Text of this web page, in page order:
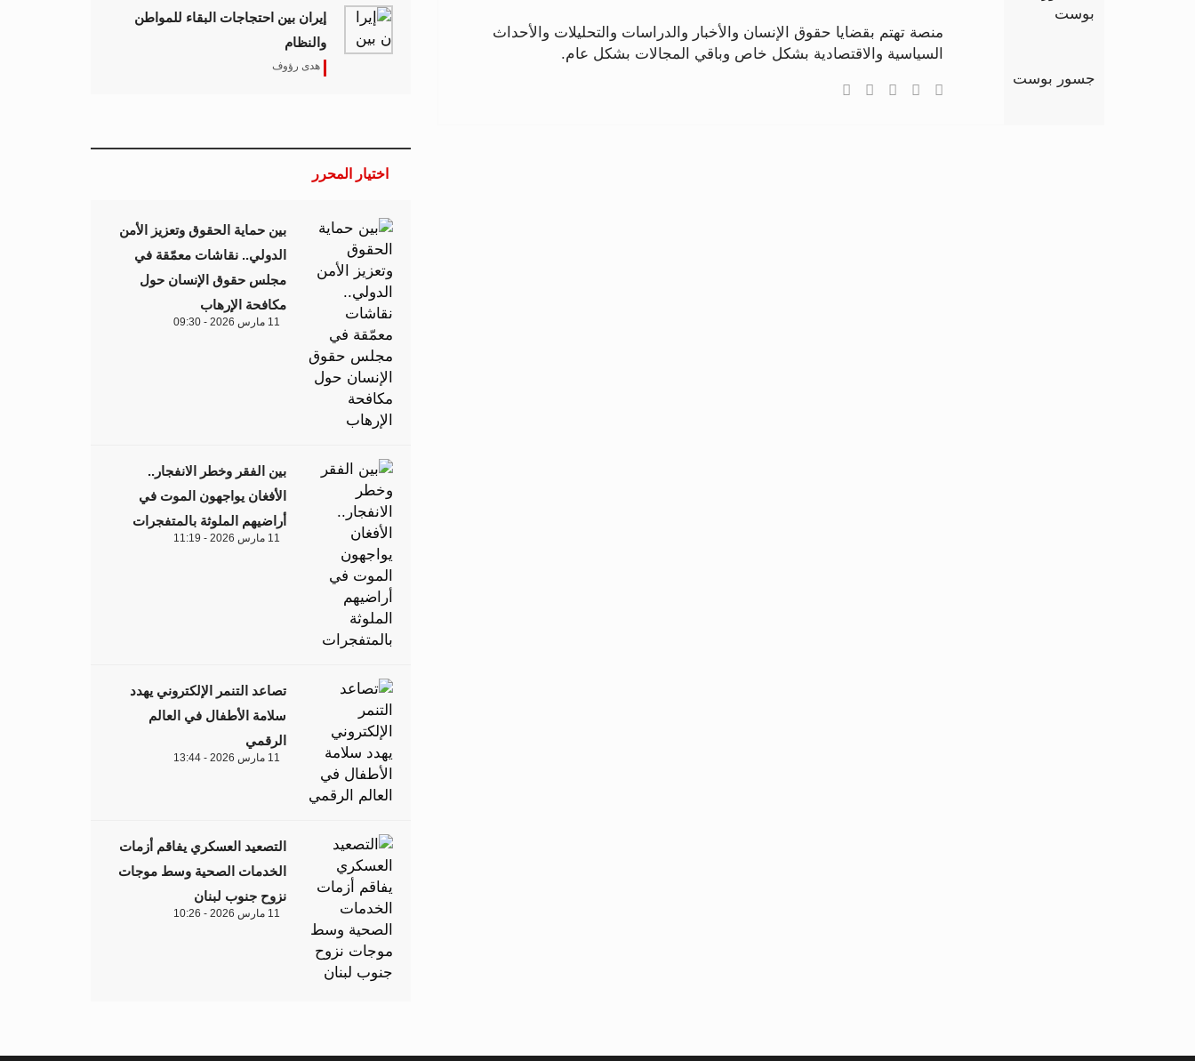
جسور بوست
منصة تهتم بقضايا حقوق الإنسان والأخبار والدراسات والتحليلات والأحداث
السياسية والاقتصادية بشكل خاص وباقي المجالات بشكل عام.
إيران بين احتجاجات البقاء للمواطن
والنظام
هدى رؤوف
اختيار المحرر
بين حماية الحقوق وتعزيز الأمن
الدولي.. نقاشات معمّقة في
مجلس حقوق الإنسان حول
مكافحة الإرهاب
11 مارس 2026 - 09:30
بين الفقر وخطر الانفجار..
الأفغان يواجهون الموت في
أراضيهم الملوثة بالمتفجرات
11 مارس 2026 - 11:19
تصاعد التنمر الإلكتروني يهدد
سلامة الأطفال في العالم
الرقمي
11 مارس 2026 - 13:44
التصعيد العسكري يفاقم أزمات
الخدمات الصحية وسط موجات
نزوح جنوب لبنان
11 مارس 2026 - 10:26